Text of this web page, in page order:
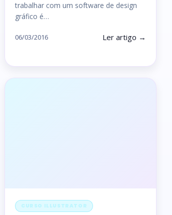
trabalhar com um software de design
gráfico é…
06/03/2016 Ler artigo →
CURSO ILLUSTRATOR